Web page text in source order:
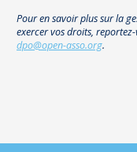
Pour en savoir plus sur la
exercer vos droits,
dpo@open-asso.org.